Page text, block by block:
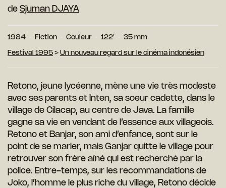
de Sjuman DJAYA
1984 Fiction Couleur 122′ 35 mm
Festival 1995 > Un nouveau regard sur le cinéma indonésien
Retono, jeune lycéenne, mène une vie très modeste
avec ses parents et Inten, sa soeur cadette, dans le
village de Cilacap, au centre de Java. La famille
gagne sa vie en vendant de l’essence aux villageois.
Retono et Banjar, son ami d’enfance, sont sur le
point de se marier, mais Ganjar quitte le village pour
retrouver son frère aîné qui est recherché par la
police. Entre-temps, sur les recommandations de
Joko, l’homme le plus riche du village, Retono décide